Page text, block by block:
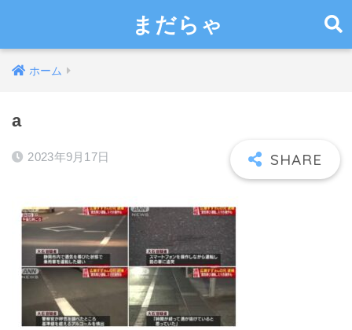
まだらゃ
ホーム
a
2023年9月17日